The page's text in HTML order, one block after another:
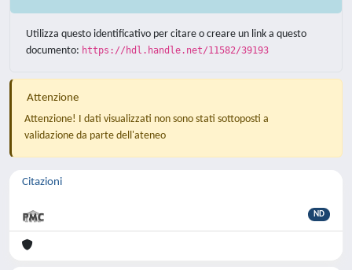
Utilizza questo identificativo per citare o creare un link a questo
documento: https://hdl.handle.net/11582/39193
Attenzione
Attenzione! I dati visualizzati non sono stati sottoposti a
validazione da parte dell'ateneo
Citazioni
ND